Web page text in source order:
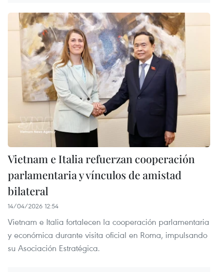
Vietnam e Italia refuerzan cooperación
parlamentaria y vínculos de amistad
bilateral
14/04/2026 12:54
Vietnam e Italia fortalecen la cooperación parlamentaria
y económica durante visita oficial en Roma, impulsando
su Asociación Estratégica.